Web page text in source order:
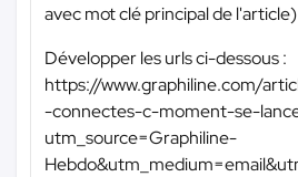
avec mot clé principal de l'article)
Développer les urls ci-dessous :
https://www.graphiline.com/
-connectes-c-moment-se-
utm_source=Graphiline-